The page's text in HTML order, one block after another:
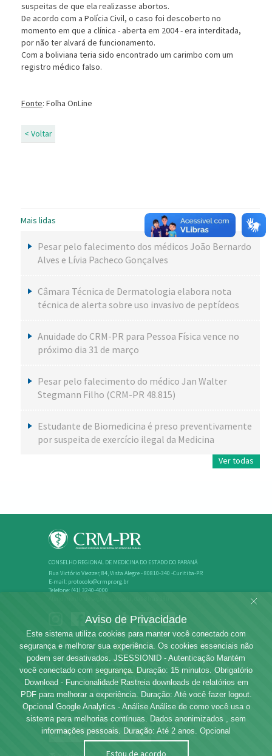
suspeitas de que ela realizasse abortos.
De acordo com a Polícia Civil, o caso foi descoberto no
momento em que a clínica - aberta em 2004 - era interditada,
por não ter alvará de funcionamento.
Com a boliviana teria sido encontrado um carimbo com um
registro médico falso.
Fonte: Folha OnLine
< Voltar
Mais lidas
Pesar pelo falecimento dos médicos João Bernardo
Alves e Lívia Pacheco Gonçalves
Câmara Técnica de Dermatologia elabora nota
técnica de alerta sobre uso invasivo de peptídeos
Anuidade do CRM-PR para Pessoa Física vence no
próximo dia 31 de março
Pesar pelo falecimento do médico Jan Walter
Stegmann Filho (CRM-PR 48.815)
Estudante de Biomedicina é preso preventivamente
por suspeita de exercício ilegal da Medicina
Ver todas
CONSELHO REGIONAL DE MEDICINA DO ESTADO DO PARANÁ
Rua Victório Viezzer, 84, Vista Alegre - 80810-340 -Curitiba-PR
E-mail: protocolo@crmpr.org.br
Telefone: (41) 3240-4000
Rede dos Conselhos de Medicina
Aviso de Privacidade
Este sistema utiliza cookies para manter você conectado com
segurança e melhorar sua experiência. Os cookies essenciais não
podem ser desativados. JSESSIONID - Autenticação Mantém
você conectado com segurança. Duração: 15 minutos. Obrigatório
Download - Funcionalidade Rastreia downloads de relatórios em
PDF para melhorar a experiência. Duração: Até você fazer logout.
Opcional Google Analytics - Análise Análise de como você usa o
sistema para melhorias contínuas. Dados anonimizados , sem
informações pessoais. Duração: Até 2 anos. Opcional
Estou de acordo